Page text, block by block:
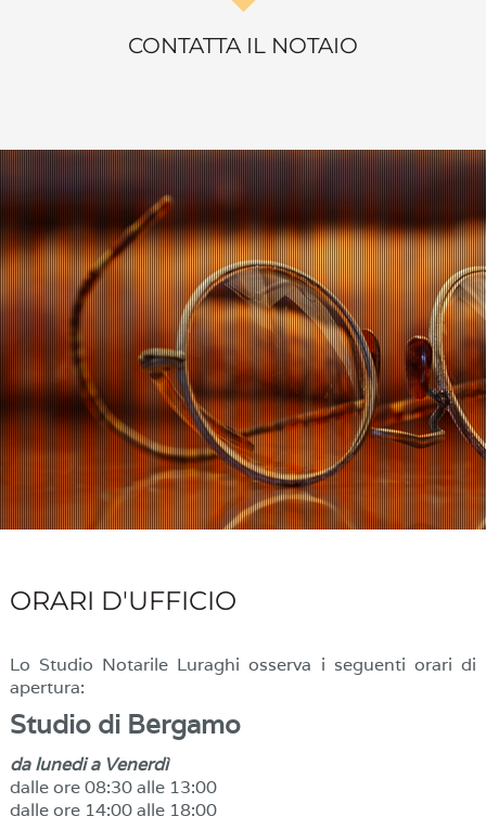
CONTATTA IL NOTAIO
ORARI D'UFFICIO
Lo Studio Notarile Luraghi osserva i seguenti orari di
apertura:
Studio di Bergamo
da lunedi a Venerdì
dalle ore 08:30 alle 13:00
dalle ore 14:00 alle 18:00